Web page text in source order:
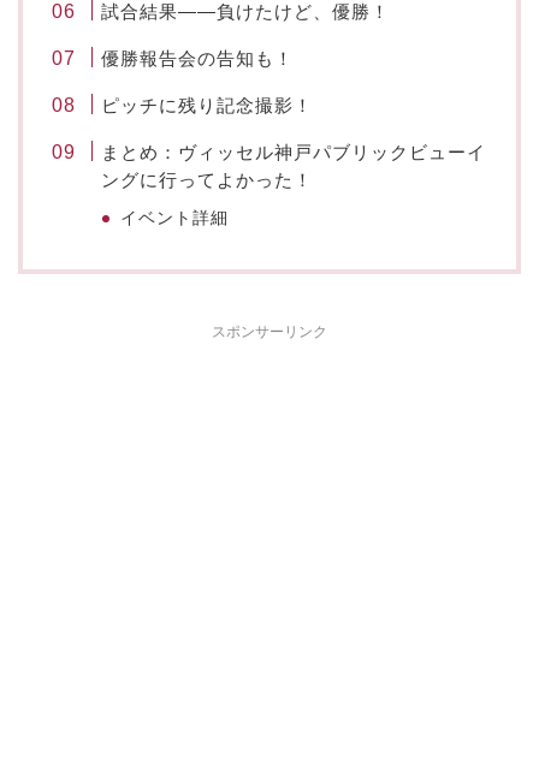
試合結果——負けたけど、優勝！
優勝報告会の告知も！
ピッチに残り記念撮影！
まとめ：ヴィッセル神戸パブリックビューイ
ングに行ってよかった！
イベント詳細
スポンサーリンク